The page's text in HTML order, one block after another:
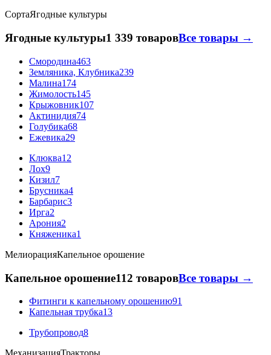
СортаЯгодные культуры
Ягодные культуры1 339 товаровВсе товары →
Смородина463
Земляника, Клубника239
Малина174
Жимолость145
Крыжовник107
Актинидия74
Голубика68
Ежевика29
Клюква12
Лох9
Кизил7
Брусника4
Барбарис3
Ирга2
Арония2
Княженика1
МелиорацияКапельное орошение
Капельное орошение112 товаровВсе товары →
Фитинги к капельному орошению91
Капельная трубка13
Трубопровод8